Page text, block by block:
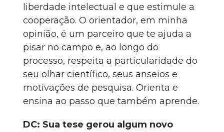
liberdade intelectual e que estimule a
cooperação. O orientador, em minha
opinião, é um parceiro que te ajuda a
pisar no campo e, ao longo do
processo, respeita a particularidade do
seu olhar científico, seus anseios e
motivações de pesquisa. Orienta e
ensina ao passo que também aprende.
DC: Sua tese gerou algum novo